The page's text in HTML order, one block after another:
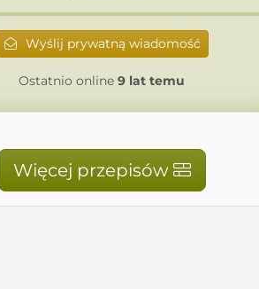
Wyślij prywatną wiadomość
Ostatnio online 9 lat temu
Więcej przepisów